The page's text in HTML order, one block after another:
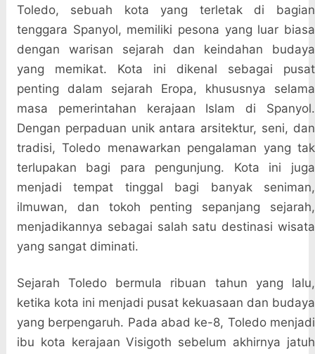
Toledo, sebuah kota yang terletak di bagian
tenggara Spanyol, memiliki pesona yang luar biasa
dengan warisan sejarah dan keindahan budaya
yang memikat. Kota ini dikenal sebagai pusat
penting dalam sejarah Eropa, khususnya selama
masa pemerintahan kerajaan Islam di Spanyol.
Dengan perpaduan unik antara arsitektur, seni, dan
tradisi, Toledo menawarkan pengalaman yang tak
terlupakan bagi para pengunjung. Kota ini juga
menjadi tempat tinggal bagi banyak seniman,
ilmuwan, dan tokoh penting sepanjang sejarah,
menjadikannya sebagai salah satu destinasi wisata
yang sangat diminati.
Sejarah Toledo bermula ribuan tahun yang lalu,
ketika kota ini menjadi pusat kekuasaan dan budaya
yang berpengaruh. Pada abad ke-8, Toledo menjadi
ibu kota kerajaan Visigoth sebelum akhirnya jatuh